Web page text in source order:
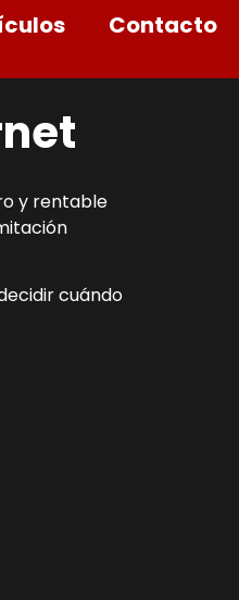
Contacto
y rentable
cuándo